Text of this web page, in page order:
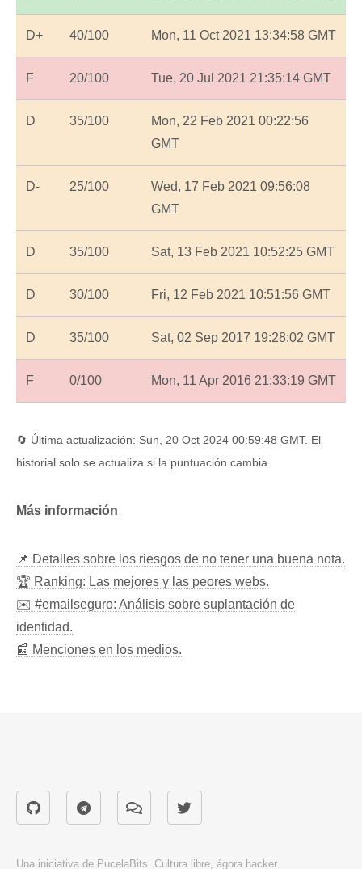
D+ 40/100 Mon, 11 Oct 2021 13:34:58 GMT
F 20/100 Tue, 20 Jul 2021 21:35:14 GMT
D 35/100
Mon, 22 Feb 2021 00:22:56
GMT
D- 25/100
Wed, 17 Feb 2021 09:56:08
GMT
D 35/100 Sat, 13 Feb 2021 10:52:25 GMT
D 30/100 Fri, 12 Feb 2021 10:51:56 GMT
D 35/100 Sat, 02 Sep 2017 19:28:02 GMT
F 0/100 Mon, 11 Apr 2016 21:33:19 GMT
🔄 Última actualización: Sun, 20 Oct 2024 00:59:48 GMT. El
historial solo se actualiza si la puntuación cambia.
Más información
📌 Detalles sobre los riesgos de no tener una buena nota.
🏆 Ranking: Las mejores y las peores webs.
✉️ #emailseguro: Análisis sobre suplantación de
identidad.
📰 Menciones en los medios.
Una iniciativa de PucelaBits. Cultura libre, ágora hacker.